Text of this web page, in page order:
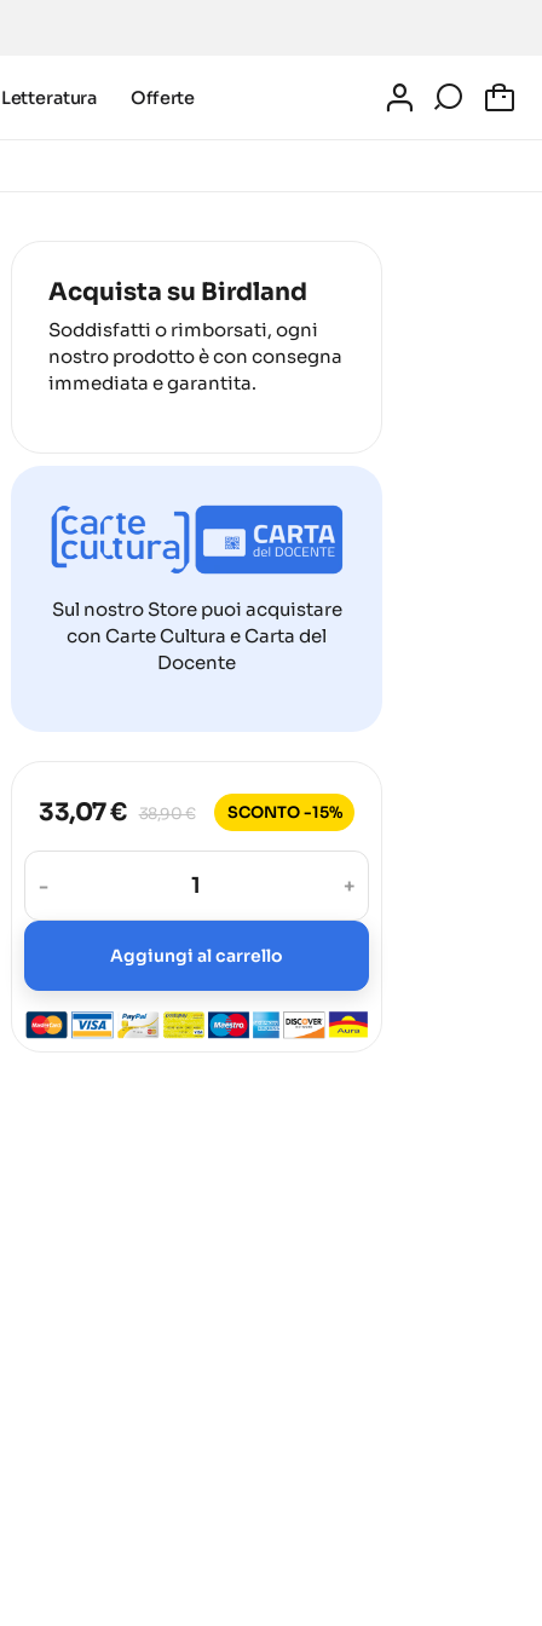
Letteratura Offerte
Acquista su Birdland
Soddisfatti o rimborsati, ogni
nostro prodotto è con consegna
immediata e garantita.
Sul nostro Store puoi acquistare
con Carte Cultura e Carta del
Docente
33,07 € 38,90 € SCONTO -15%
- +
Aggiungi al carrello